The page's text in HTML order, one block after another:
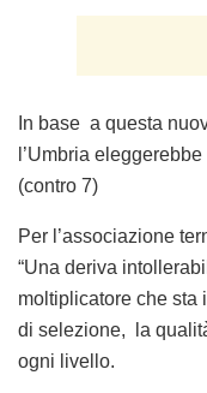
In base a questa
l’Umbria
(contro 7)
Per l’associazione
“Una deriva
moltiplicatore che sta
di selezione, la
ogni livello.